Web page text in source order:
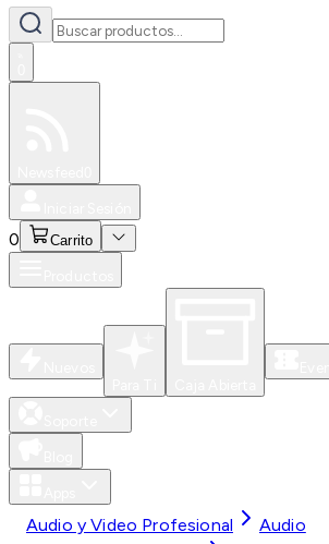
0 Carrito
Audio y Video Profesional
Audio